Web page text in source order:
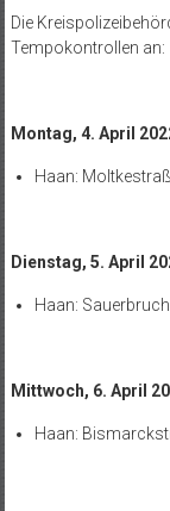
Die
Tempokontrollen an:
Montag, 4. April
Haan:
Dienstag, 5. April
Haan:
Mittwoch, 6. April
Haan: